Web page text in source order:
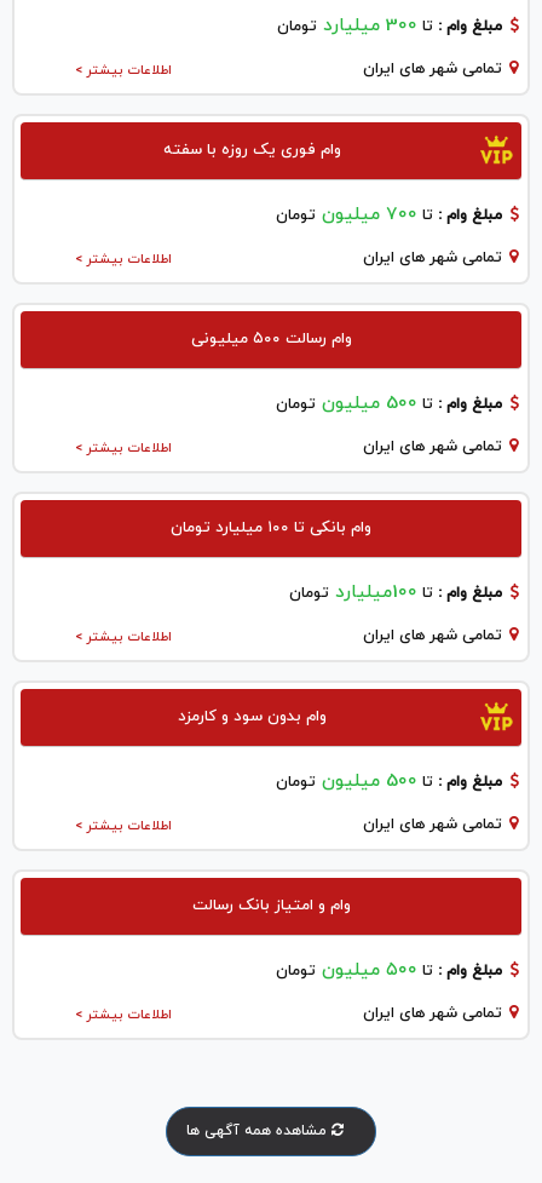
مبلغ وام : تا 300 میلیارد تومان
اطلاعات بیشتر > تمامی شهر های ایران
وام فوری یک روزه با سفته
مبلغ وام : تا 700 میلیون تومان
اطلاعات بیشتر > تمامی شهر های ایران
وام رسالت ۵۰۰ میلیونی
مبلغ وام : تا 500 میلیون تومان
اطلاعات بیشتر > تمامی شهر های ایران
وام بانکی تا ۱۰۰ میلیارد تومان
مبلغ وام : تا 100میلیارد تومان
اطلاعات بیشتر > تمامی شهر های ایران
وام بدون سود و کارمزد
مبلغ وام : تا 500 میلیون تومان
اطلاعات بیشتر > تمامی شهر های ایران
وام و امتیاز بانک رسالت
مبلغ وام : تا ۵۰۰ میلیون تومان
اطلاعات بیشتر > تمامی شهر های ایران
مشاهده همه آگهی ها